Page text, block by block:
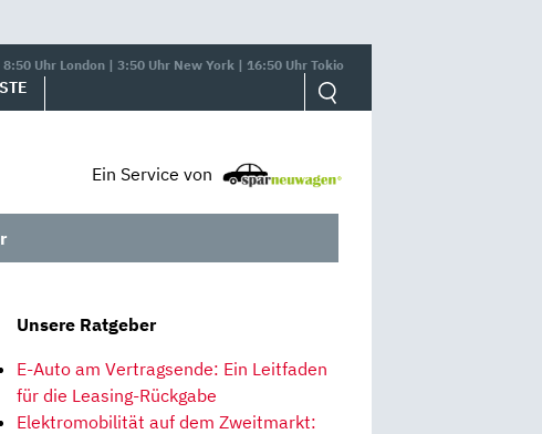
Uhr London | 3:50 Uhr New York | 16:50 Uhr Tokio
Ein Service von
Unsere Ratgeber
E-Auto am Vertragsende: Ein Leitfaden
für die Leasing-Rückgabe
Elektromobilität auf dem Zweitmarkt: